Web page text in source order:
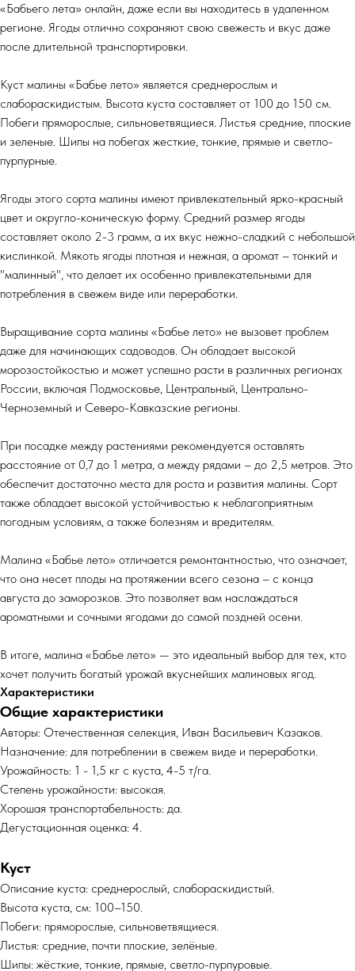
«Бабьего лета» онлайн, даже если вы находитесь в удаленном
регионе. Ягоды отлично сохраняют свою свежесть и вкус даже
после длительной транспортировки.
Куст малины «Бабье лето» является среднерослым и
слабораскидистым. Высота куста составляет от 100 до 150 см.
Побеги пряморослые, сильноветвящиеся. Листья средние, плоские
и зеленые. Шипы на побегах жесткие, тонкие, прямые и светло-
пурпурные.
Ягоды этого сорта малины имеют привлекательный ярко-красный
цвет и округло-коническую форму. Средний размер ягоды
составляет около 2-3 грамм, а их вкус нежно-сладкий с небольшой
кислинкой. Мякоть ягоды плотная и нежная, а аромат – тонкий и
"малинный", что делает их особенно привлекательными для
потребления в свежем виде или переработки.
Выращивание сорта малины «Бабье лето» не вызовет проблем
даже для начинающих садоводов. Он обладает высокой
морозостойкостью и может успешно расти в различных регионах
России, включая Подмосковье, Центральный, Центрально-
Черноземный и Северо-Кавказские регионы.
При посадке между растениями рекомендуется оставлять
расстояние от 0,7 до 1 метра, а между рядами – до 2,5 метров. Это
обеспечит достаточно места для роста и развития малины. Сорт
также обладает высокой устойчивостью к неблагоприятным
погодным условиям, а также болезням и вредителям.
Малина «Бабье лето» отличается ремонтантностью, что означает,
что она несет плоды на протяжении всего сезона – с конца
августа до заморозков. Это позволяет вам наслаждаться
ароматными и сочными ягодами до самой поздней осени.
В итоге, малина «Бабье лето» — это идеальный выбор для тех, кто
хочет получить богатый урожай вкуснейших малиновых ягод.
Характеристики
Общие характеристики
Авторы: Отечественная селекция, Иван Васильевич Казаков.
Назначение: для потреблении в свежем виде и переработки.
Урожайность: 1 - 1,5 кг с куста, 4-5 т/га.
Степень урожайности: высокая.
Хорошая транспортабельность: да.
Дегустационная оценка: 4.
Куст
Описание куста: среднерослый, слабораскидистый.
Высота куста, см: 100–150.
Побеги: пряморослые, сильноветвящиеся.
Листья: средние, почти плоские, зелёные.
Шипы: жёсткие, тонкие, прямые, светло-пурпуровые.